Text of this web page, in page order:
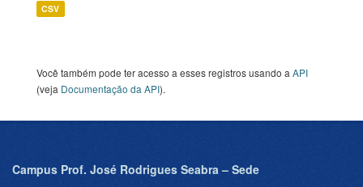
CSV
Você também pode ter acesso a esses registros usando a API
(veja Documentação da API).
Campus Prof. José Rodrigues Seabra – Sede